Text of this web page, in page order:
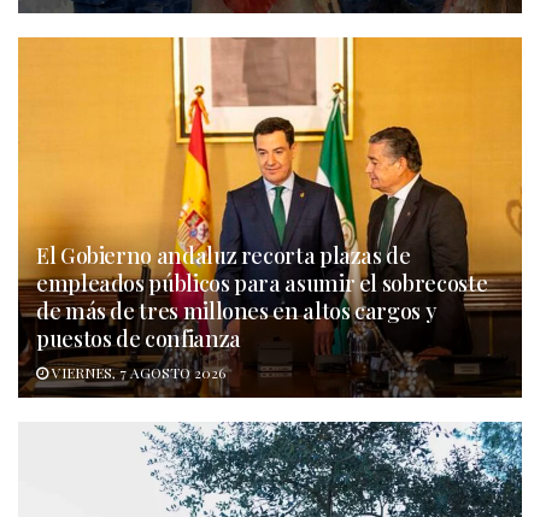
El Gobierno andaluz recorta plazas de
empleados públicos para asumir el sobrecoste
de más de tres millones en altos cargos y
puestos de confianza
VIERNES, 7 AGOSTO 2026